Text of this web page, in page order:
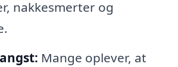
nakkesmerter og
Mange oplever, at